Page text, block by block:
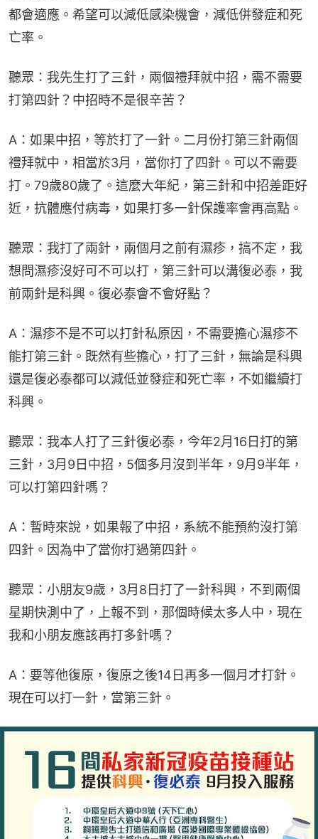
都會適應。希望可以減低感染機會，減低併發症和死
亡率。
聽眾：我先生打了三針，兩個禮拜就中招，需不需要
打第四針？中招時不是很辛苦？
A：如果中招，等於打了一針。二月份打第三針兩個
禮拜就中，相當於3月，當你打了四針。可以不需要
打。79歲80歲了。這麼大年紀，第三針和中招差距好
近，抗體應付病毒，如果打多一針保護率會再高點。
聽眾：我打了兩針，兩個月之前有濕疹，搞不定，我
想問濕疹沒好可不可以打，第三針可以溝復必泰，我
前兩針是科興。復必泰會不會好點？
A：濕疹不是不可以打針私原因，不需要擔心濕疹不
能打第三針。既然有些擔心，打了三針，無論是科興
還是復必泰都可以減低並發症和死亡率，不如繼續打
科興。
聽眾：我本人打了三針復必泰，今年2月16日打的第
三針，3月9日中招，5個多月沒到半年，9月9半年，
可以打第四針嗎？
A：暫時來說，如果報了中招，系統不能預約沒打第
四針。因為中了當你打過第四針。
聽眾：小朋友9歲，3月8日打了一針科興，不到兩個
星期快測中了，上報不到，那個時候太多人中，現在
我和小朋友應該再打多針嗎？
A：要等他復原，復原之後14日再多一個月才打針。
現在可以打一針，當第三針。